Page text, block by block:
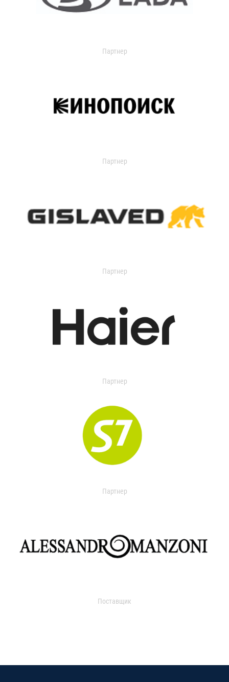
Партнер
Партнер
Партнер
Партнер
Партнер
Поставщик